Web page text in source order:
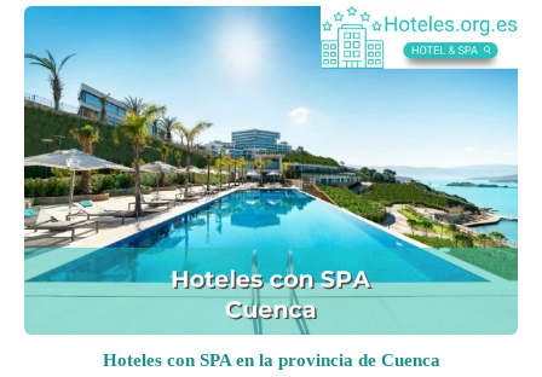
Hoteles con SPA en la provincia de Cuenca